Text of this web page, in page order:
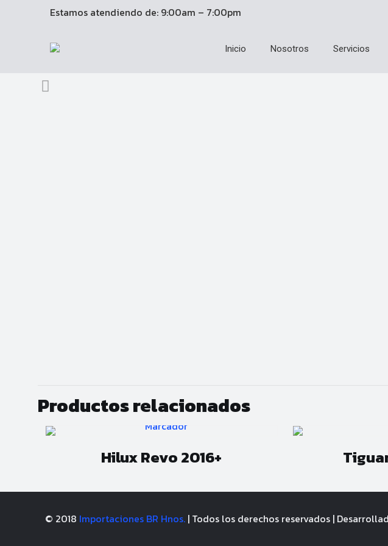
Estamos atendiendo de: 9:00am – 7:00pm
Inicio Nosotros Servicios
Productos relacionados
Hilux Revo 2016+
© 2018 Importaciones BR Hnos. | Todos los derechos reservados |